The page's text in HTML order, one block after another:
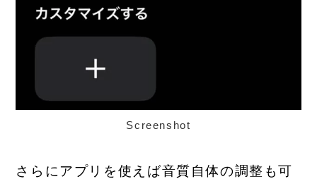
Screenshot
さらにアプリを使えば音質自体の調整も可